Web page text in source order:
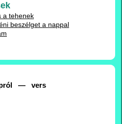
a tehenek
beszélget a nappal
— vers